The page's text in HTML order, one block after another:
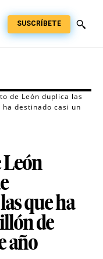
SUSCRÍBETE
de León duplica las
destinado casi un
que ha
de
año